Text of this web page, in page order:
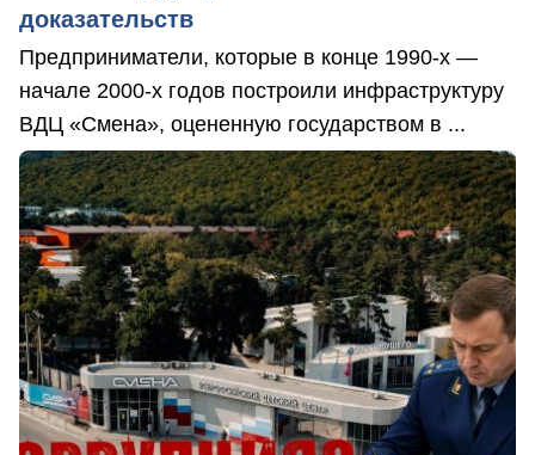
доказательств
Предприниматели, которые в конце 1990-х —
начале 2000-х годов построили инфраструктуру
ВДЦ «Смена», оцененную государством в ...